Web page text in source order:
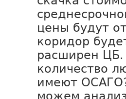
цены будут
коридор
расширен ЦБ.
количество
имеют
можем